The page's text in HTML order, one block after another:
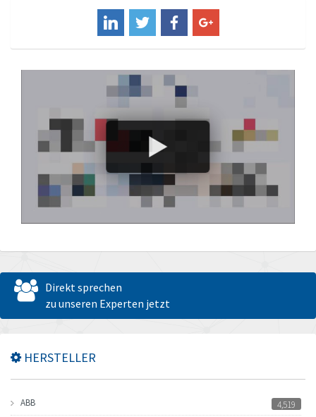
Direkt sprechen
zu unseren Experten jetzt
HERSTELLER
ABB 4,519